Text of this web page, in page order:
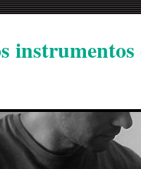
instrumentos